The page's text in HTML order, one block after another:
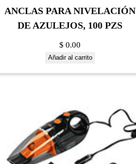
ANCLAS PARA NIVELACIÓN
DE AZULEJOS, 100 PZS
$ 0.00
Añadir al carrito